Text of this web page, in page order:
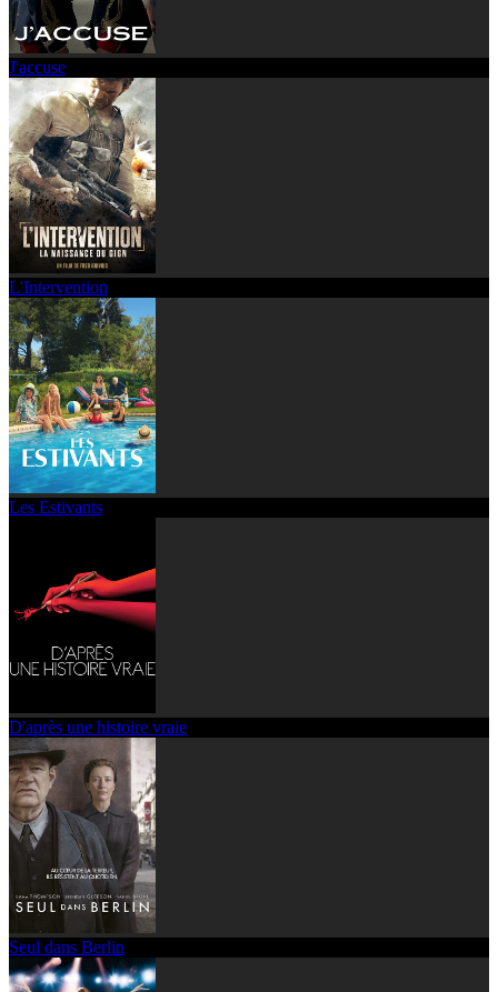
J'accuse
L'Intervention
Les Estivants
D'après une histoire vraie
Seul dans Berlin